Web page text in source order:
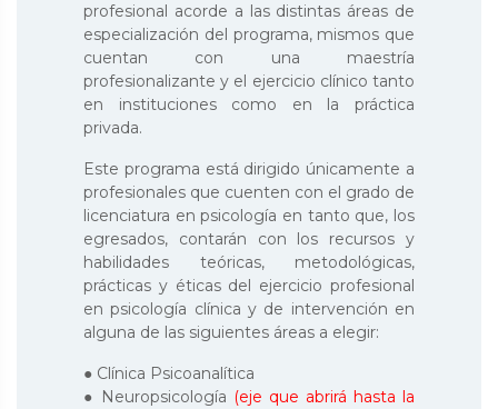
profesional acorde a las distintas áreas de
especialización del programa, mismos que
cuentan con una maestría
profesionalizante y el ejercicio clínico tanto
en instituciones como en la práctica
privada.
Este programa está dirigido únicamente a
profesionales que cuenten con el grado de
licenciatura en psicología en tanto que, los
egresados, contarán con los recursos y
habilidades teóricas, metodológicas,
prácticas y éticas del ejercicio profesional
en psicología clínica y de intervención en
alguna de las siguientes áreas a elegir:
● Clínica Psicoanalítica
● Neuropsicología (eje que abrirá hasta la